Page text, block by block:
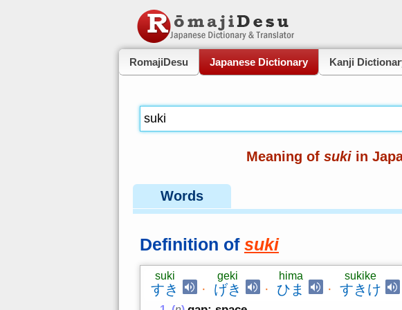
RomajiDesu Japanese Dictionary Kanji
Meaning of suki in
Words
Definition of suki
すき
suki
· げき
geki
· ひま
hima
· すきけ
sukike